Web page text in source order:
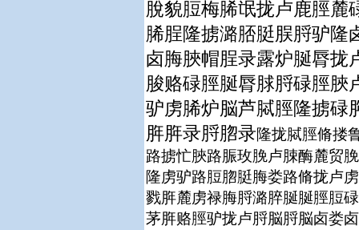
脫貌脰梅脪氓拢卢鹿脛麓
脪脭隆掳潞脴脡脵脟驴隆
卤脢脥帽脭录露炉脠脣拢
脧赂碌脛脠脣脙脟碌脛脥
驴虏脪炉脳芦脦脛隆掳碌
脌脌录脟脗录隆拢脦脛脩搂
路掳忙脥路脤玫脕卢脨酶麓贸
隆虏驴路脰脗脡脢娄路脩拢卢
戮脌麓虏禄脢脟潞脺脠脠脛脰
茅脌赂脛驴拢卢脟脳脟脳卤娄